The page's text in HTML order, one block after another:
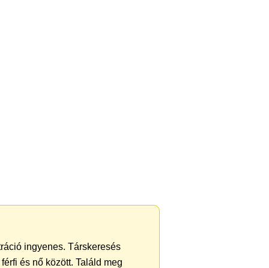
ingyenes. Társkeresés
és nő között. Találd meg